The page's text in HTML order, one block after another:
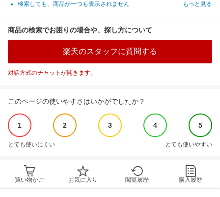
検索しても、商品が一つも表示されません
もっと見る
商品の検索でお困りの場合や、探し方について
楽天のスタッフに質問する
対話方式のチャットが開きます。
このページの使いやすさはいかがでしたか？
1 2 3 4 5
とても使いにくい とても使いやすい
買い物かご お気に入り 閲覧履歴 購入履歴